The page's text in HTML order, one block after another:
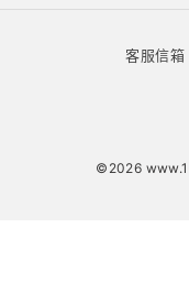
客服信
©2026